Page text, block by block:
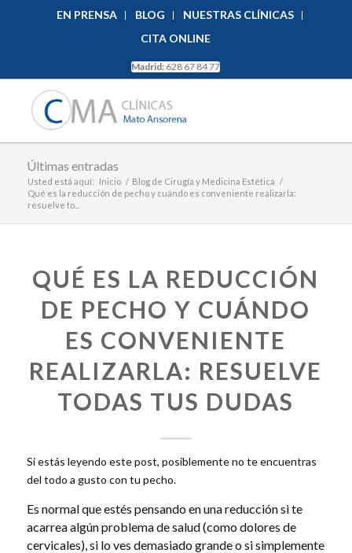
EN PRENSA BLOG
NUESTRAS CLÍNICAS
CITA ONLINE
Madrid: 628 67 84 77
Últimas entradas
Usted está aquí: Inicio / Blog de Cirugía y Medicina Estética /
Qué es la reducción de pecho y cuándo es conveniente realizarla:
resuelve to...
QUÉ ES LA REDUCCIÓN
DE PECHO Y CUÁNDO
ES CONVENIENTE
REALIZARLA: RESUELVE
TODAS TUS DUDAS
Si estás leyendo este post, posiblemente no te encuentras
del todo a gusto con tu pecho.
Es normal que estés pensando en una reducción si te
acarrea algún problema de salud (como dolores de
cervicales), si lo ves demasiado grande o si simplemente